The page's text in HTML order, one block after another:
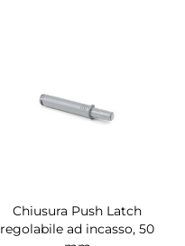
Chiusura Push Latch
regolabile ad incasso, 50